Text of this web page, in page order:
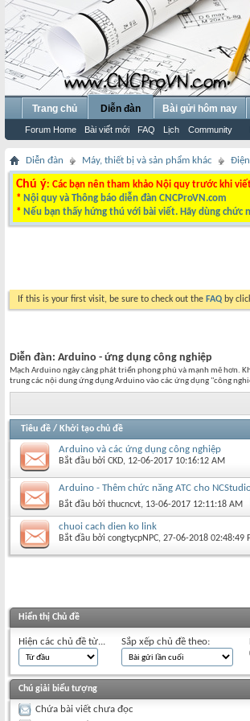
Trang chủ Diễn đàn
Forum Home Bài viết mới FAQ Lịch Community
Bài gửi hôm nay
Diễn đàn Máy, thiết bị và sản phẩm khác
Chú ý: Các bạn nên tham khảo Nội quy trước khi
* Nội quy và Thông báo diễn đàn CNCProVN.com
* Nếu bạn thấy hứng thú với bài viết. Hãy dùng chức
If this is your first visit, be sure to check out the FAQ by
Diễn đàn: Arduino - ứng dụng công nghiệp
Mạch Arduino ngày càng phát triển phong phú và mạnh mẽ hơn.
trung các nội dung ứng dụng Arduino vào các ứng dụng "công
Tiêu đề / Khởi tạo chủ đề
Arduino và các ứng dụng công nghiệp
Bắt đầu bởi CKD‎, 12-06-2017 10:16:12 AM
Arduino - Thêm chức năng ATC cho
Bắt đầu bởi thucncvt‎, 13-06-2017 12:11:18 AM
chuoi cach dien ko link
Bắt đầu bởi congtycpNPC‎, 27-06-2018 02:48:49
Hiển thị Chủ đề
Hiện các chủ đề từ... Sắp xếp chủ đề theo:
Chú giải biểu tượng
Chứa bài viết chưa đọc